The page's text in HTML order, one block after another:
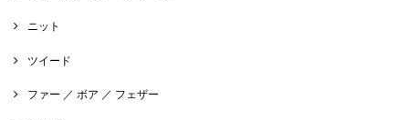
ニット
ツイード
ファー ／ ボア ／ フェザー